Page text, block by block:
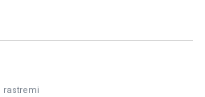
rastremi